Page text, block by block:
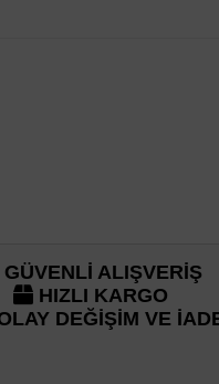
GÜVENLİ ALIŞVERİŞ
HIZLI KARGO
DEĞİŞİM VE